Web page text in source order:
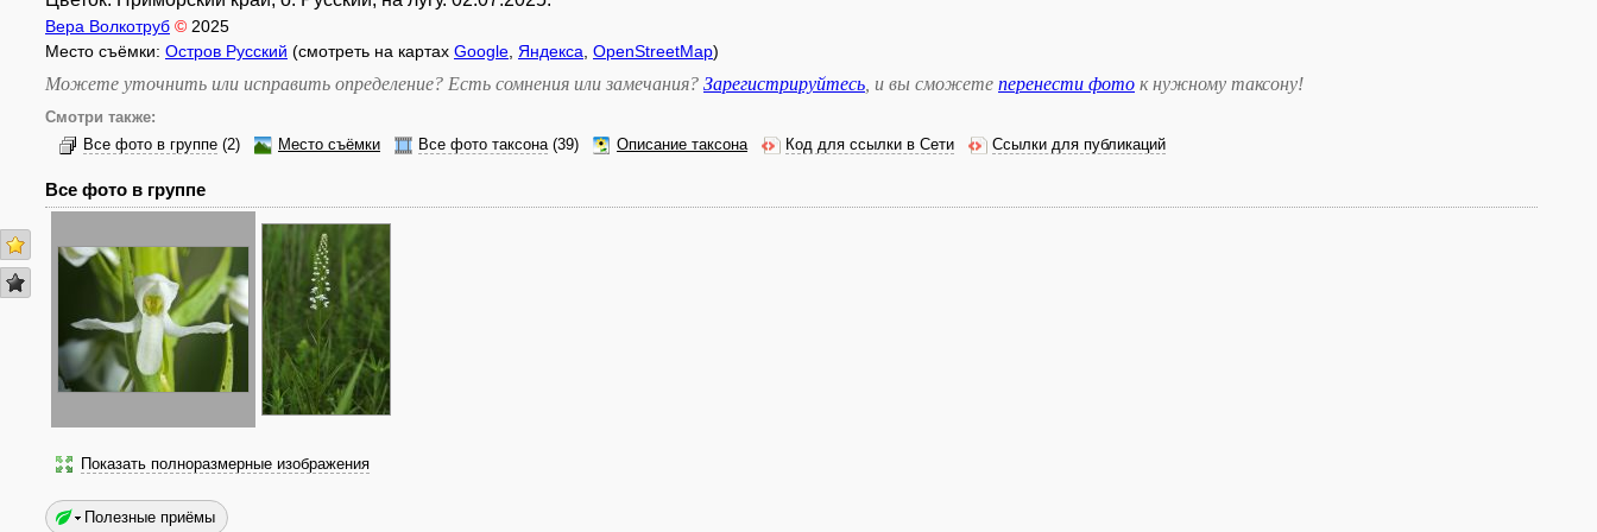
Вера Волкотруб © 2025
Место съёмки: Остров Русский (смотреть на картах Google Яндекса OpenStreetMap)
Можете уточнить или исправить определение? Есть сомнения или замечания? Зарегистрируйтесь , и вы сможете перенести фото к нужному таксону!
Смотри также:
Все фото в группе (2) Место съёмки Все фото таксона(39) Описание таксона Код для ссылки в Сети Ссылки для публикаций
Все фото в группе
Показать полноразмерные изображения
Полезные приёмы